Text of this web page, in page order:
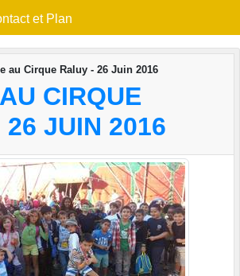
et Plan
au Cirque Raluy - 26 Juin 2016
CIRQUE
26 JUIN 2016